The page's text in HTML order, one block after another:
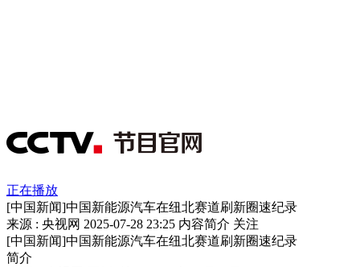
正在播放
[中国新闻]中国新能源汽车在纽北赛道刷新圈速纪录
来源 : 央视网 2025-07-28 23:25 内容简介 关注
[中国新闻]中国新能源汽车在纽北赛道刷新圈速纪录
简介